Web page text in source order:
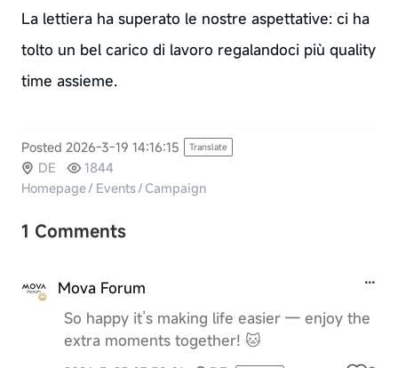
La lettiera ha superato le nostre aspettative: ci ha
tolto un bel carico di lavoro regalandoci più quality
time assieme.
Posted 2026-3-19 14:16:15 Translate
DE
1844
Homepage/ Events/ Campaign
1 Comments
Mova Forum
So happy it’s making life easier — enjoy the
extra moments together! 🐱